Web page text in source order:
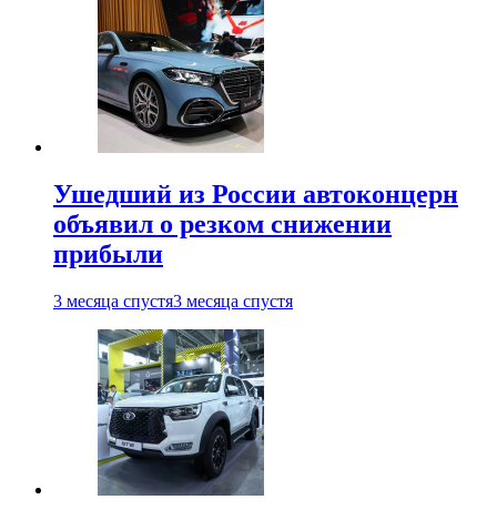
Ушедший из России автоконцерн
объявил о резком снижении
прибыли
3 месяца спустя3 месяца спустя